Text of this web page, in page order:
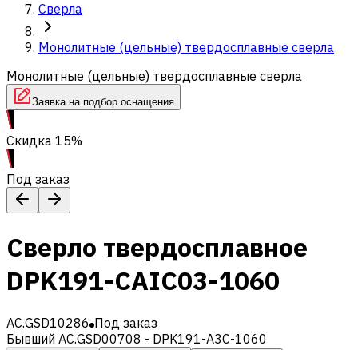
Сверла
Монолитные (цельные) твердосплавные сверла
Монолитные (цельные) твердосплавные сверла
Заявка на подбор оснащения
Скидка 15%
Под заказ
Сверло твердосплавное
DPK191-CAIC03-1060
AC.GSD10286 Под заказ
Бывший AC.GSD00708 - DPK191-A3C-1060